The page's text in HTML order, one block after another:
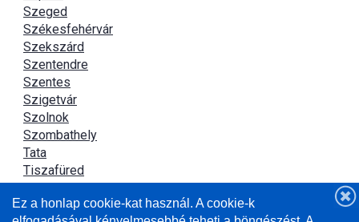
Szeged
Székesfehérvár
Szekszárd
Szentendre
Szentes
Szigetvár
Szolnok
Szombathely
Tata
Tiszafüred
Újszász
Ez a honlap cookie-kat használ. A cookie-k